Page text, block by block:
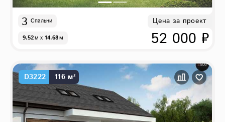
3 Спальни
9.52м x 14.68м
Цена за проект
52 000 ₽
D3222 116 м²